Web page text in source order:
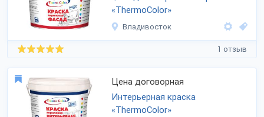
«ThermoColor»
Владивосток
1 отзыв
Цена договорная
Интерьерная краска
«ThermoColor»